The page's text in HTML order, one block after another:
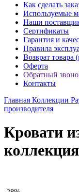
Как сделать
Используемые
Наши
Сертификаты
Гарантия и
Правила
Возврат товара
Оферта
Обратный
Контакты
Главная Коллекции
производителя
Кровати